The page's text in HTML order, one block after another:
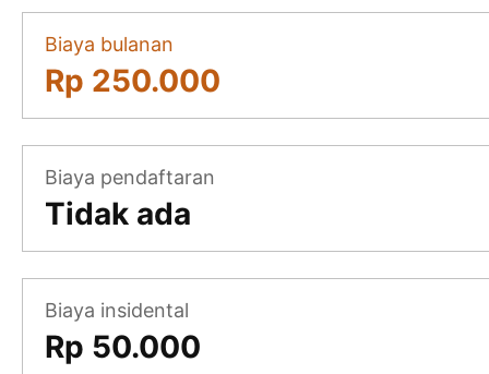
Biaya bulanan
Rp 250.000
Biaya pendaftaran
Tidak ada
Biaya insidental
Rp 50.000